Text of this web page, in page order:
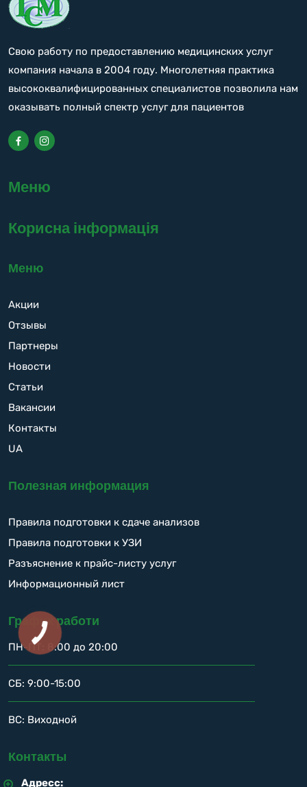
Свою работу по предоставлению медицинских услуг
компания начала в 2004 году. Многолетняя практика
высококвалифицированных специалистов позволила нам
оказывать полный спектр услуг для пациентов
Меню
Корисна інформація
Меню
Акции
Отзывы
Партнеры
Новости
Статьи
Вакансии
Контакты
UA
Полезная информация
Правила подготовки к сдаче анализов
Правила подготовки к УЗИ
Разъяснение к прайс-листу услуг
Информационный лист
График работи
ПН-ПТ: 8:00 до 20:00
СБ: 9:00-15:00
ВС: Виходной
Контакты
Адресс: